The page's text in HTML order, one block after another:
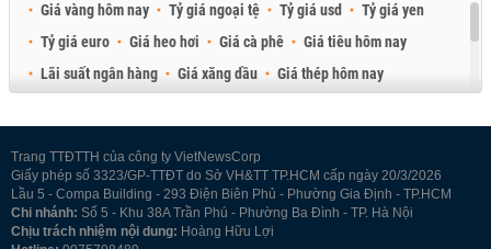
Giá vàng hôm nay Tỷ giá ngoại tệ Tỷ giá usd
Tỷ giá yen
Tỷ giá euro
Giá heo hơi Giá cà phê
Giá tiêu hôm nay
Lãi suất ngân hàng
Giá xăng dầu
Giá thép hôm nay
Trang TTĐTTH của công ty VietNewsCorp
Giấy phép số 3323/GP-TTĐT do Sở VH&TT TP.HCM cấp ngày 20/3/2026
Lầu 5 - Compa Building - 293 Điện Biên Phủ - Phường Gia Định - TP.HCM
Chi nhánh: Số 5 - Khu 38A Trần Phú - Phường Ba Đình - TP. Hà Nội
Chịu trách nhiệm nội dung: Hoàng Hữu Lợi